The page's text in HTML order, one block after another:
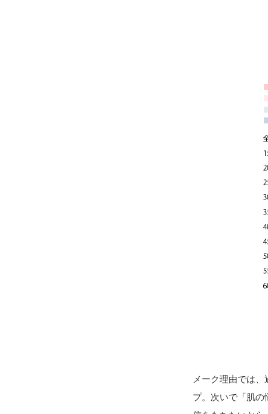
メーク理由では
プ。次いで「肌の